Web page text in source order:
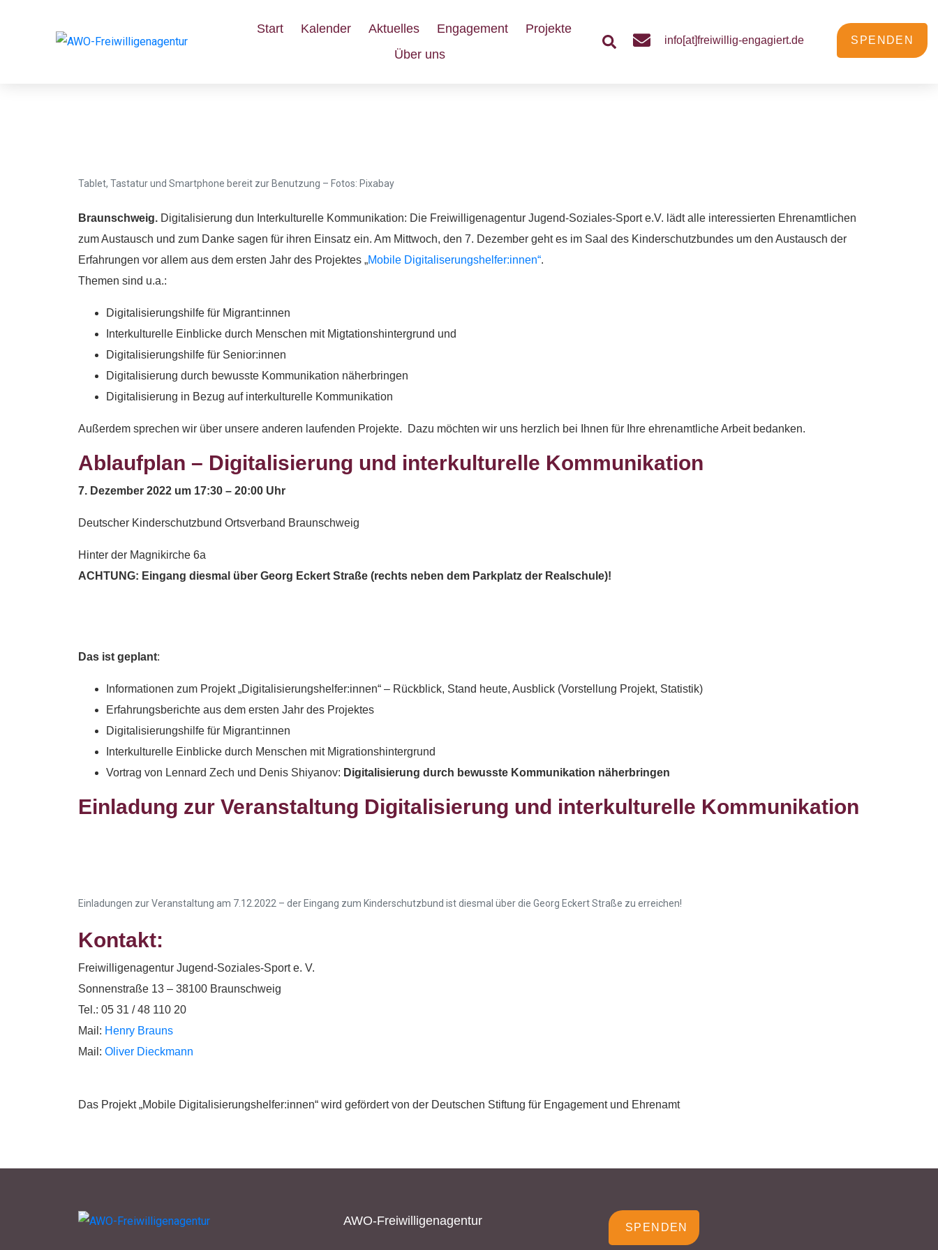
Start Kalender Aktuelles Engagement
Projekte
Über uns
info[at]freiwillig-engagiert.de SPENDEN
Tablet, Tastatur und Smartphone bereit zur Benutzung – Fotos: Pixabay
Braunschweig. Digitalisierung dun Interkulturelle Kommunikation: Die Freiwilligenagentur Jugend-Soziales-Sport e.V. lädt alle interessierten Ehrenamtlichen
zum Austausch und zum Danke sagen für ihren Einsatz ein. Am Mittwoch, den 7. Dezember geht es im Saal des Kinderschutzbundes um den Austausch der
Erfahrungen vor allem aus dem ersten Jahr des Projektes „Mobile Digitaliserungshelfer:innen“.
Themen sind u.a.:
Digitalisierungshilfe für Migrant:innen
Interkulturelle Einblicke durch Menschen mit Migtationshintergrund und
Digitalisierungshilfe für Senior:innen
Digitalisierung durch bewusste Kommunikation näherbringen
Digitalisierung in Bezug auf interkulturelle Kommunikation
Außerdem sprechen wir über unsere anderen laufenden Projekte. Dazu möchten wir uns herzlich bei Ihnen für Ihre ehrenamtliche Arbeit bedanken.
Ablaufplan – Digitalisierung und interkulturelle Kommunikation
7. Dezember 2022 um 17:30 – 20:00 Uhr
Deutscher Kinderschutzbund Ortsverband Braunschweig
Hinter der Magnikirche 6a
ACHTUNG: Eingang diesmal über Georg Eckert Straße (rechts neben dem Parkplatz der Realschule)!
Das ist geplant:
Informationen zum Projekt „Digitalisierungshelfer:innen“ – Rückblick, Stand heute, Ausblick (Vorstellung Projekt, Statistik)
Erfahrungsberichte aus dem ersten Jahr des Projektes
Digitalisierungshilfe für Migrant:innen
Interkulturelle Einblicke durch Menschen mit Migrationshintergrund
Vortrag von Lennard Zech und Denis Shiyanov: Digitalisierung durch bewusste Kommunikation näherbringen
Einladung zur Veranstaltung Digitalisierung und interkulturelle Kommunikation
Einladungen zur Veranstaltung am 7.12.2022 – der Eingang zum Kinderschutzbund ist diesmal über die Georg Eckert Straße zu erreichen!
Kontakt:
Freiwilligenagentur Jugend-Soziales-Sport e. V.
Sonnenstraße 13 – 38100 Braunschweig
Tel.: 05 31 / 48 110 20
Mail: Henry Brauns
Mail: Oliver Dieckmann
Das Projekt „Mobile Digitalisierungshelfer:innen“ wird gefördert von der Deutschen Stiftung für Engagement und Ehrenamt
AWO-Freiwilligenagentur SPENDEN
Wenn Sie uns Spenden zukommen lassen möchten,
IBAN: DE90 2505 0000 0152 0278 35
BIC: NOLADE2HXXX
Vielen Dank.
Kontakt: